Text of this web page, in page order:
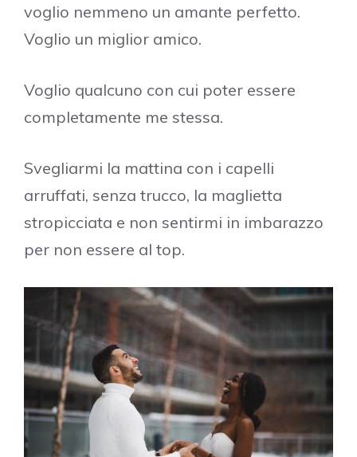
voglio nemmeno un amante perfetto.
Voglio un miglior amico.
Voglio qualcuno con cui poter essere
completamente me stessa.
Svegliarmi la mattina con i capelli
arruffati, senza trucco, la maglietta
stropicciata e non sentirmi in imbarazzo
per non essere al top.